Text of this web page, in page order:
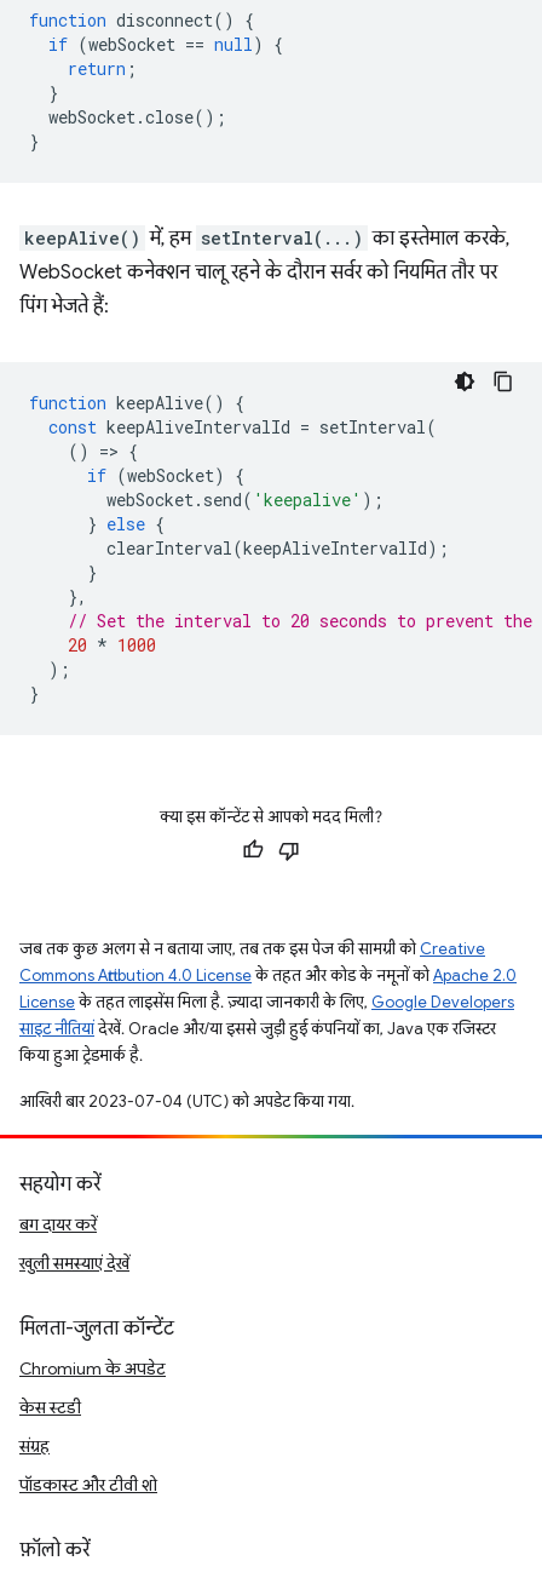
function disconnect()
{
if (webSocket == null)
{
return ;
}
webSocket.close();
}
keepAlive() में, हम setInterval(...) का इस्तेमाल करके,
WebSocket कनेक्शन चालू रहने के दौरान सर्वर को नियमित तौर पर
पिंग भेजते हैं:
function keepAlive()
{
const keepAliveIntervalId = setInterval(
()
=> {
if (webSocket)
{
webSocket. send( 'keepalive' );
} else {
clearInterval(keepAliveIntervalId);
}
},
// Set the interval to 20 seconds to prevent the
20 * 1000
);
}
क्या इस कॉन्टेंट से आपको मदद मिली?
जब तक कुछ अलग से न बताया जाए, तब तक इस पेज की सामग्री कोCreative
Commons Attribution 4.0 Licenseके तहत और कोड के नमूनों कोApache 2.0
Licenseके तहत लाइसेंस मिला है. ज़्यादा जानकारी के लिए, Google Developers
साइट नीतियांदेखें. Oracle और/या इससे जुड़ी हुई कंपनियों का, Java एक रजिस्टर
किया हुआ ट्रेडमार्क है.
आखिरी बार 2023-07-04 (UTC) को अपडेट किया गया.
सहयोग करें
बग दायर करें
खुली समस्याएं देखें
मिलता-जुलता कॉन्टेंट
Chromium के अपडेट
केस स्टडी
संग्रह
पॉडकास्ट और टीवी शो
फ़ॉलो करें